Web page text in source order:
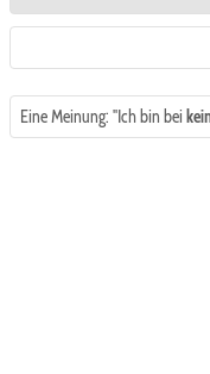
Eine Meinung: "Ich bin bei